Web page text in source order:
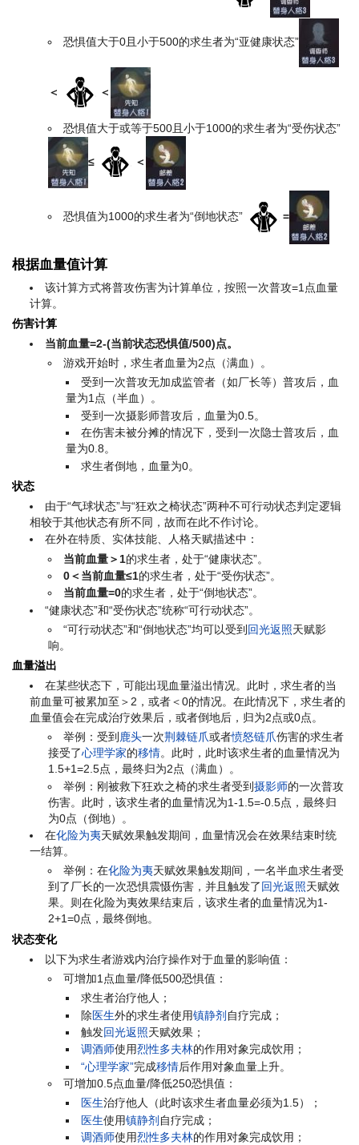
恐惧值大于0且小于500的求生者为“亚健康状态”
＜ ＜
恐惧值大于或等于500且小于1000的求生者为“受伤状态”
≤ ＜
恐惧值为1000的求生者为“倒地状态” =
根据血量值计算
该计算方式将普攻伤害为计算单位，按照一次普攻=1点血量
计算。
伤害计算
当前血量=2-(当前状态恐惧值/500)点。
游戏开始时，求生者血量为2点（满血）。
受到一次普攻无加成监管者（如厂长等）普攻后，血
量为1点（半血）。
受到一次摄影师普攻后，血量为0.5。
在伤害未被分摊的情况下，受到一次隐士普攻后，血
量为0.8。
求生者倒地，血量为0。
状态
由于“气球状态”与“狂欢之椅状态”两种不可行动状态判定逻辑
相较于其他状态有所不同，故而在此不作讨论。
在外在特质、实体技能、人格天赋描述中：
当前血量＞1的求生者，处于“健康状态”。
0＜当前血量≤1的求生者，处于“受伤状态”。
当前血量=0的求生者，处于“倒地状态”。
“健康状态”和“受伤状态”统称“可行动状态”。
“可行动状态”和“倒地状态”均可以受到 回光返照天赋影
响。
血量溢出
在某些状态下，可能出现血量溢出情况。此时，求生者的当
前血量可被累加至＞2，或者＜0的情况。在此情况下，求生者的
血量值会在完成治疗效果后，或者倒地后，归为2点或0点。
举例：受到 鹿头一次荆棘链爪或者愤怒链爪伤害的求生者
接受了心理学家的移情。此时，此时该求生者的血量情况为
1.5+1=2.5点，最终归为2点（满血）。
举例：刚被救下狂欢之椅的求生者受到摄影师的一次普攻
伤害。此时，该求生者的血量情况为1-1.5=-0.5点，最终归
为0点（倒地）。
在化险为夷天赋效果触发期间，血量情况会在效果结束时统
一结算。
举例：在化险为夷天赋效果触发期间，一名半血求生者受
到了厂长的一次恐惧震慑伤害，并且触发了回光返照天赋效
果。则在化险为夷效果结束后，该求生者的血量情况为1-
2+1=0点，最终倒地。
状态变化
以下为求生者游戏内治疗操作对于血量的影响值：
可增加1点血量/降低500恐惧值：
求生者治疗他人；
除医生外的求生者使用镇静剂自疗完成；
触发回光返照天赋效果；
调酒师使用烈性多夫林的作用对象完成饮用；
“心理学家”完成移情后作用对象血量上升。
可增加0.5点血量/降低250恐惧值：
医生治疗他人（此时该求生者血量必须为1.5）；
医生使用镇静剂 自疗完成；
调酒师使用烈性多夫林的作用对象完成饮用；